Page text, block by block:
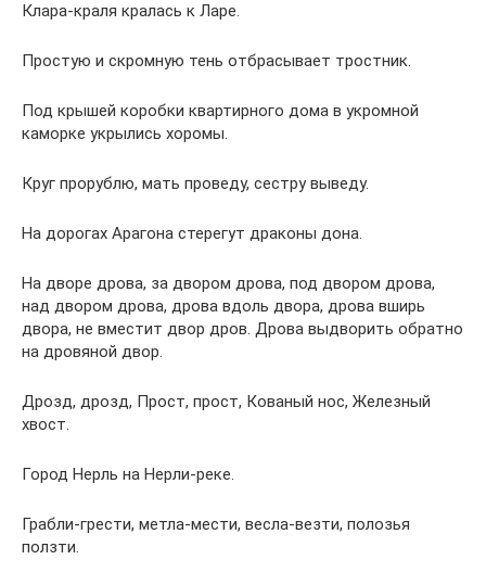
Клара-краля кралась к Ларе.
Простую и скромную тень отбрасывает тростник.
Под крышей коробки квартирного дома в укромной
каморке укрылись хоромы.
Круг прорублю, мать проведу, сестру выведу.
На дорогах Арагона стерегут драконы дона.
На дворе дрова, за двором дрова, под двором дрова,
над двором дрова, дрова вдоль двора, дрова вширь
двора, не вместит двор дров. Дрова выдворить обратно
на дровяной двор.
Дpозд, дpозд, Пpост, пpост, Ковaный нос, Железный
хвост.
Город Нерль на Нерли-реке.
Грабли-грести, метла-мести, весла-везти, полозья
ползти.